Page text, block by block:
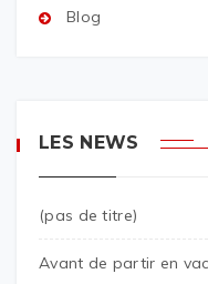
Blog
LES NEWS
(pas de titre)
Avant de partir en